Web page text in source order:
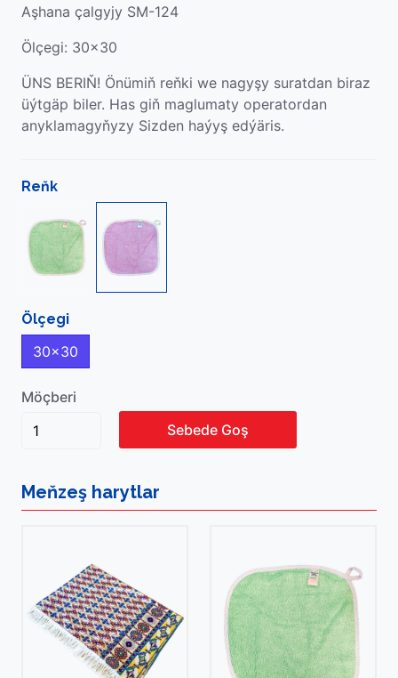
Aşhana çalgyjy SM-124
Ölçegi: 30x30
ÜNS BERIŇ! Önümiň reňki we nagyşy suratdan biraz
üýtgäp biler. Has giň maglumaty operatordan
anyklamagyňyzy Sizden haýyş edýäris.
Reňk
Ölçegi
30x30
Möçberi
Sebede Goş
Meňzeş harytlar